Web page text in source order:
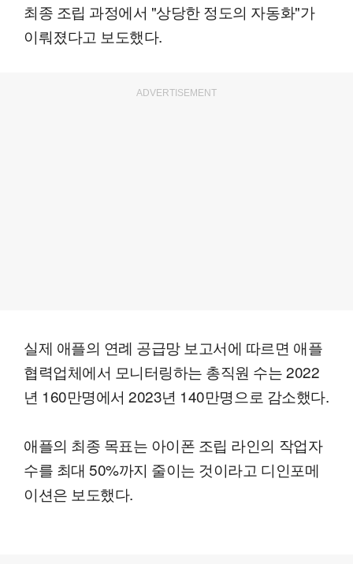
최종 조립 과정에서 "상당한 정도의 자동화"가
이뤄졌다고 보도했다.
ADVERTISEMENT
실제 애플의 연례 공급망 보고서에 따르면 애플
협력업체에서 모니터링하는 총직원 수는 2022
년 160만명에서 2023년 140만명으로 감소했다.
애플의 최종 목표는 아이폰 조립 라인의 작업자
수를 최대 50%까지 줄이는 것이라고 디인포메
이션은 보도했다.